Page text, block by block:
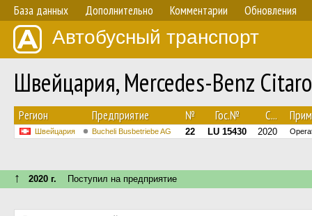
База данных Дополнительно Комментарии Обновления
Автобусный транспорт
Швейцария, Mercedes-Benz
Регион Предприятие № Гос.№ С...
Швейцария Bucheli Busbetriebe AG 22 LU 15430 2020
↑ 2020 г. Поступил на предприятие